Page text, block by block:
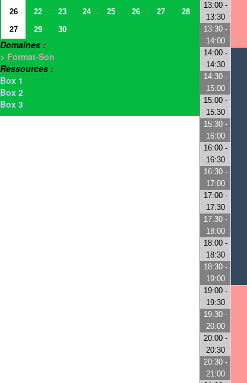
26
22 23 24 25 26 27
28
27
29 30
Domaines :
> Format-Son
Ressources :
Box 1
Box 2
Box 3
13:00 -
13:30
13:30 -
14:00
14:00 -
14:30
14:30 -
15:00
15:00 -
15:30
15:30 -
16:00
16:00 -
16:30
16:30 -
17:00
17:00 -
17:30
17:30 -
18:00
18:00 -
18:30
18:30 -
19:00
19:00 -
19:30
19:30 -
20:00
20:00 -
20:30
20:30 -
21:00